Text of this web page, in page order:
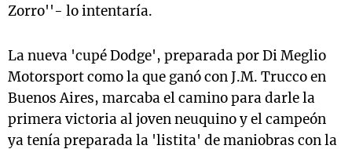
Zorro''- lo intentaría.
La nueva 'cupé Dodge', preparada por Di Meglio
Motorsport como la que ganó con J.M. Trucco en
Buenos Aires, marcaba el camino para darle la
primera victoria al joven neuquino y el campeón
ya tenía preparada la 'listita' de maniobras con la